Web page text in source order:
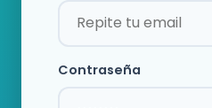
Contraseña